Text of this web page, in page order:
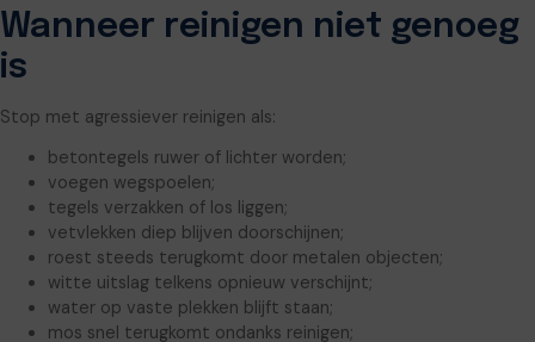
Wanneer reinigen niet genoeg
is
Stop met agressiever reinigen als:
betontegels ruwer of lichter worden;
voegen wegspoelen;
tegels verzakken of los liggen;
vetvlekken diep blijven doorschijnen;
roest steeds terugkomt door metalen objecten;
witte uitslag telkens opnieuw verschijnt;
water op vaste plekken blijft staan;
mos snel terugkomt ondanks reinigen;